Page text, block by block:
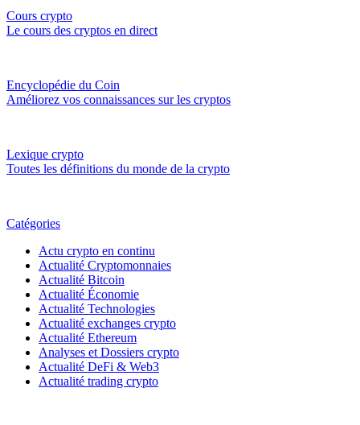
Cours crypto
Le cours des cryptos en direct
Encyclopédie du Coin
Améliorez vos connaissances sur les cryptos
Lexique crypto
Toutes les définitions du monde de la crypto
Catégories
Actu crypto en continu
Actualité Cryptomonnaies
Actualité Bitcoin
Actualité Économie
Actualité Technologies
Actualité exchanges crypto
Actualité Ethereum
Analyses et Dossiers crypto
Actualité DeFi & Web3
Actualité trading crypto